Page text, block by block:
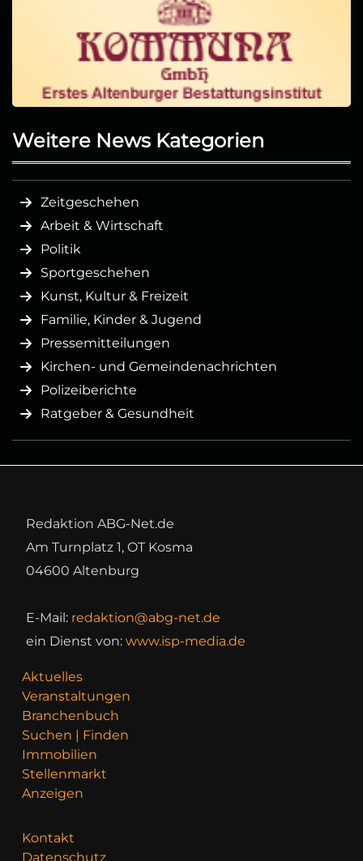
Weitere News Kategorien
Zeitgeschehen
Arbeit & Wirtschaft
Politik
Sportgeschehen
Kunst, Kultur & Freizeit
Familie, Kinder & Jugend
Pressemitteilungen
Kirchen- und Gemeindenachrichten
Polizeiberichte
Ratgeber & Gesundheit
Redaktion ABG-Net.de
Am Turnplatz 1, OT Kosma
04600 Altenburg
E-Mail: redaktion@abg-net.de
ein Dienst von: www.isp-media.de
Aktuelles
Veranstaltungen
Branchenbuch
Suchen | Finden
Immobilien
Stellenmarkt
Anzeigen
Kontakt
Datenschutz